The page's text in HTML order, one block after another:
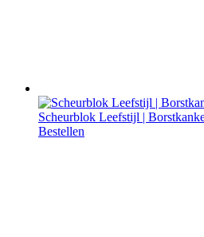
Scheurblok Leefstijl |
Bestellen